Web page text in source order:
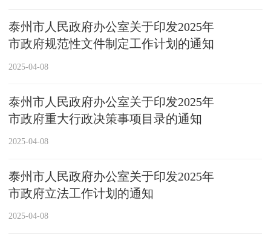
泰州市人民政府办公室关于印发2025年
市政府规范性文件制定工作计划的通知
2025-04-08
泰州市人民政府办公室关于印发2025年
市政府重大行政决策事项目录的通知
2025-04-08
泰州市人民政府办公室关于印发2025年
市政府立法工作计划的通知
2025-04-08